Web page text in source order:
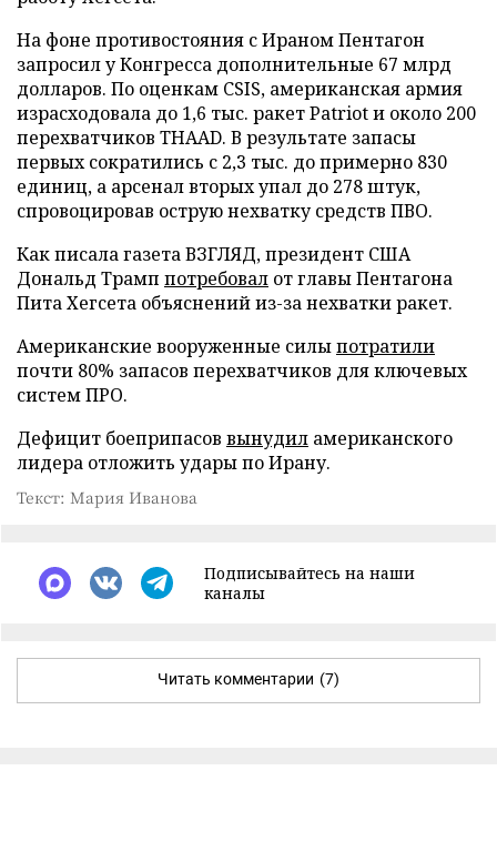
На фоне противостояния с Ираном Пентагон
запросил у Конгресса дополнительные 67 млрд
долларов. По оценкам CSIS, американская армия
израсходовала до 1,6 тыс. ракет Patriot и около 200
перехватчиков THAAD. В результате запасы
первых сократились с 2,3 тыс. до примерно 830
единиц, а арсенал вторых упал до 278 штук,
спровоцировав острую нехватку средств ПВО.
Как писала газета ВЗГЛЯД, президент США
Дональд Трамп потребовал от главы Пентагона
Пита Хегсета объяснений из-за нехватки ракет.
Американские вооруженные силыпотратили
почти 80% запасов перехватчиков для ключевых
систем ПРО.
Дефицит боеприпасов вынудил американского
лидера отложить удары по Ирану.
Текст: Мария Иванова
Подписывайтесь на наши
каналы
Читать комментарии (7)